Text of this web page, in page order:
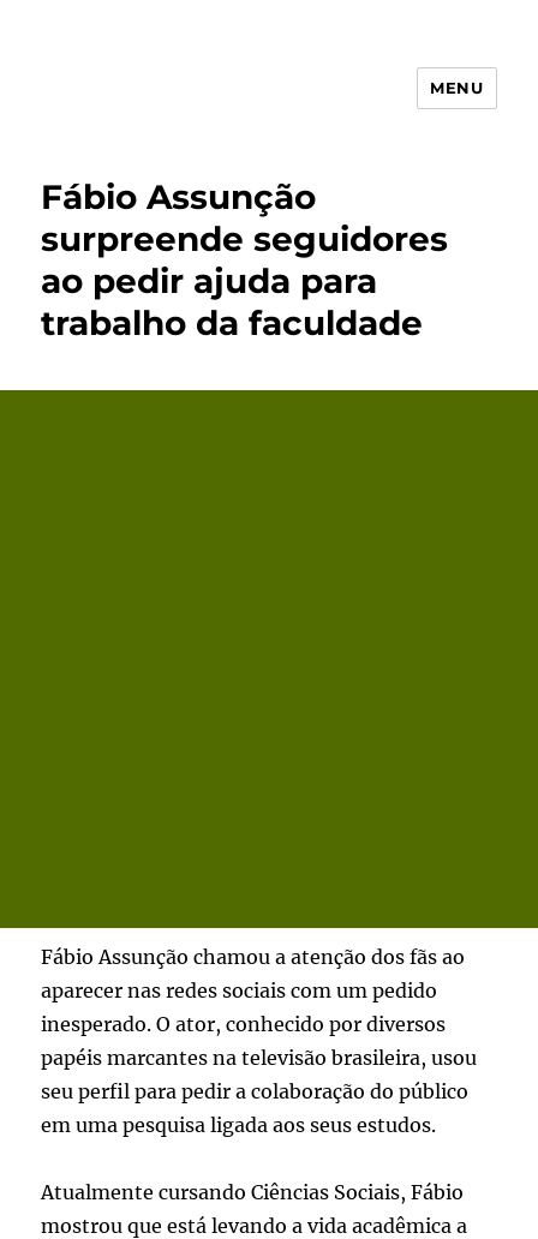
MENU
Fábio Assunção
surpreende seguidores
ao pedir ajuda para
trabalho da faculdade
Fábio Assunção chamou a atenção dos fãs ao
aparecer nas redes sociais com um pedido
inesperado. O ator, conhecido por diversos
papéis marcantes na televisão brasileira, usou
seu perfil para pedir a colaboração do público
em uma pesquisa ligada aos seus estudos.
Atualmente cursando Ciências Sociais, Fábio
mostrou que está levando a vida acadêmica a